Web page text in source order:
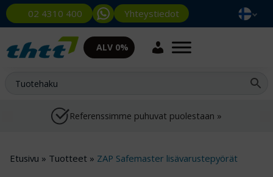
02 4310 400 Yhteystiedot
ALV 0%
Referenssimme puhuvat puolestaan »
Etusivu » Tuotteet » ZAP Safemaster lisävarustepyörät